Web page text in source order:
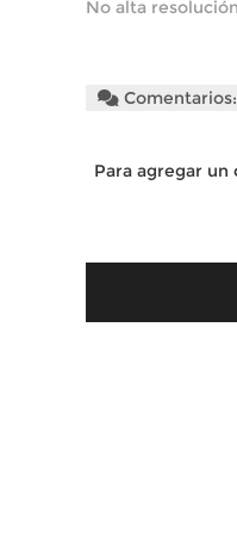
No alta resolución
Comentarios:
Para agregar